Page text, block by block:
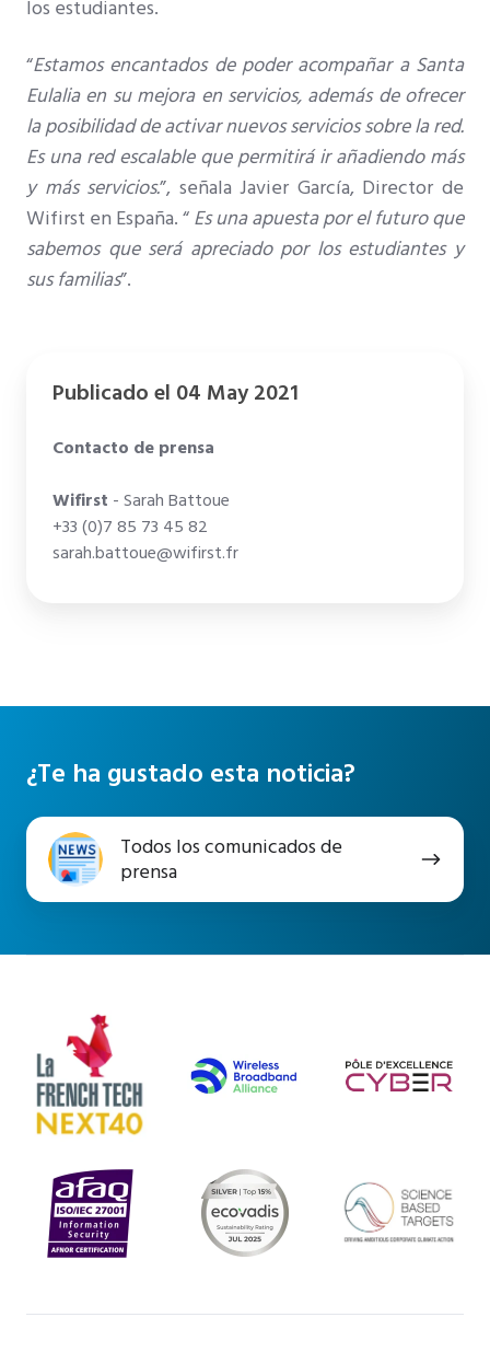
los estudiantes.
“Estamos encantados de poder acompañar a Santa
Eulalia en su mejora en servicios, además de ofrecer
la posibilidad de activar nuevos servicios sobre la red.
Es una red escalable que permitirá ir añadiendo más
y más servicios.”, señala Javier García, Director de
Wifirst en España. “ Es una apuesta por el futuro que
sabemos que será apreciado por los estudiantes y
sus familias”.
Publicado el 04 May 2021
Contacto de prensa
Wifirst - Sarah Battoue
+33 (0)7 85 73 45 82
sarah.battoue@wifirst.fr
¿Te ha gustado esta noticia?
Todos los comunicados de
prensa
Todos
los
comunicados
prensa